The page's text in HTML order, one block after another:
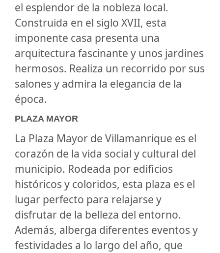
el esplendor de la nobleza local.
Construida en el siglo XVII, esta
imponente casa presenta una
arquitectura fascinante y unos jardines
hermosos. Realiza un recorrido por sus
salones y admira la elegancia de la
época.
PLAZA MAYOR
La Plaza Mayor de Villamanrique es el
corazón de la vida social y cultural del
municipio. Rodeada por edificios
históricos y coloridos, esta plaza es el
lugar perfecto para relajarse y
disfrutar de la belleza del entorno.
Además, alberga diferentes eventos y
festividades a lo largo del año, que